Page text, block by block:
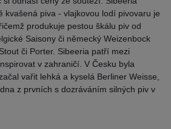
kvašená piva - vlajkovou lodí pivovaru je
produkuje pestou škálu piv od
Saisony či německý Weizenbock
či Porter. Sibeeria patří mezi
v zahraničí. V Česku byla
vařit lehká a kyselá Berliner Weisse,
z prvních s dozráváním silných piv v